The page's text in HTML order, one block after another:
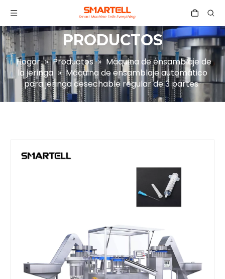
PRODUCTOS
Hogar » Productos » Máquina de ensamblaje de
la jeringa » Máquina de ensamblaje automático
para jeringa desechable regular de 3 partes